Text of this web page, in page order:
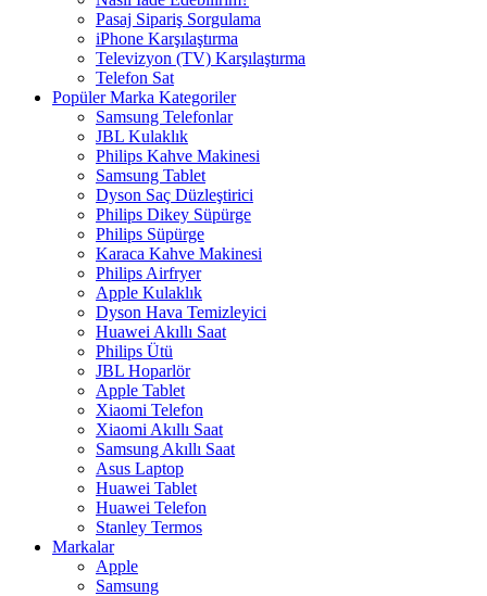
Pasaj Sipariş Sorgulama
iPhone Karşılaştırma
Televizyon (TV) Karşılaştırma
Telefon Sat
Popüler Marka Kategoriler
Samsung Telefonlar
JBL Kulaklık
Philips Kahve Makinesi
Samsung Tablet
Dyson Saç Düzleştirici
Philips Dikey Süpürge
Philips Süpürge
Karaca Kahve Makinesi
Philips Airfryer
Apple Kulaklık
Dyson Hava Temizleyici
Huawei Akıllı Saat
Philips Ütü
JBL Hoparlör
Apple Tablet
Xiaomi Telefon
Xiaomi Akıllı Saat
Samsung Akıllı Saat
Asus Laptop
Huawei Tablet
Huawei Telefon
Stanley Termos
Markalar
Apple
Samsung